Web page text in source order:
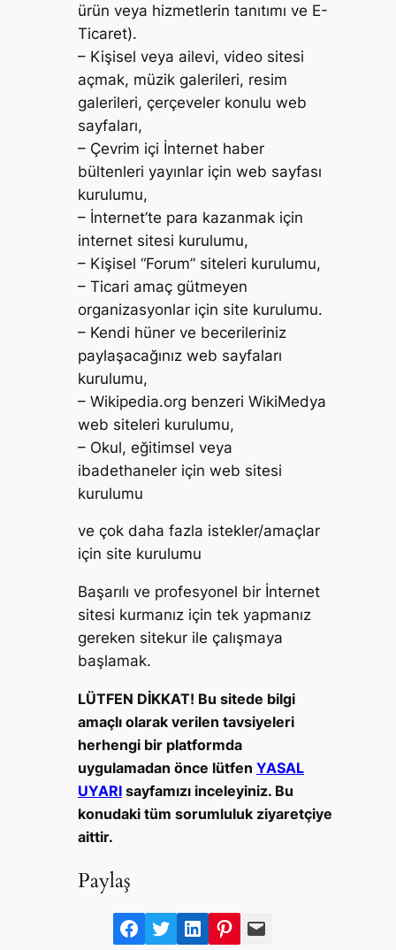
ürün veya hizmetlerin tanıtımı ve E-
Ticaret).
– Kişisel veya ailevi, video sitesi
açmak, müzik galerileri, resim
galerileri, çerçeveler konulu web
sayfaları,
– Çevrim içi İnternet haber
bültenleri yayınlar için web sayfası
kurulumu,
– İnternet’te para kazanmak için
internet sitesi kurulumu,
– Kişisel “Forum” siteleri kurulumu,
– Ticari amaç gütmeyen
organizasyonlar için site kurulumu.
– Kendi hüner ve becerileriniz
paylaşacağınız web sayfaları
kurulumu,
– Wikipedia.org benzeri WikiMedya
web siteleri kurulumu,
– Okul, eğitimsel veya
ibadethaneler için web sitesi
kurulumu
ve çok daha fazla istekler/amaçlar
için site kurulumu
Başarılı ve profesyonel bir İnternet
sitesi kurmanız için tek yapmanız
gereken sitekur ile çalışmaya
başlamak.
LÜTFEN DİKKAT! Bu sitede bilgi
amaçlı olarak verilen tavsiyeleri
herhengi bir platformda
uygulamadan önce lütfen YASAL
UYARI sayfamızı inceleyiniz. Bu
konudaki tüm sorumluluk ziyaretçiye
aittir.
Paylaş
F T L P M